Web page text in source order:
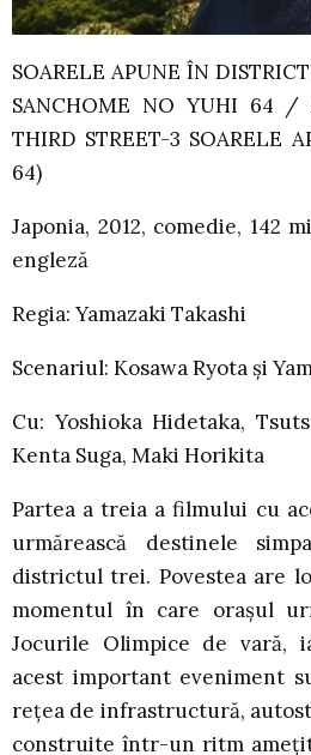
SOARELE APUNE ÎN
SANCHOME NO YUHI 64 /
THIRD STREET-3 SOARELE
64)
Japonia, 2012, comedie, 142
engleză
Regia: Yamazaki Takashi
Scenariul: Kosawa Ryota şi
Cu: Yoshioka Hidetaka,
Kenta Suga, Maki Horikita
Partea a treia a filmului cu
urmărească destinele
districtul trei. Povestea are
momentul în care oraşul
Jocurile Olimpice de vară,
acest important eveniment
reţea de infrastructură,
construite într-un ritm